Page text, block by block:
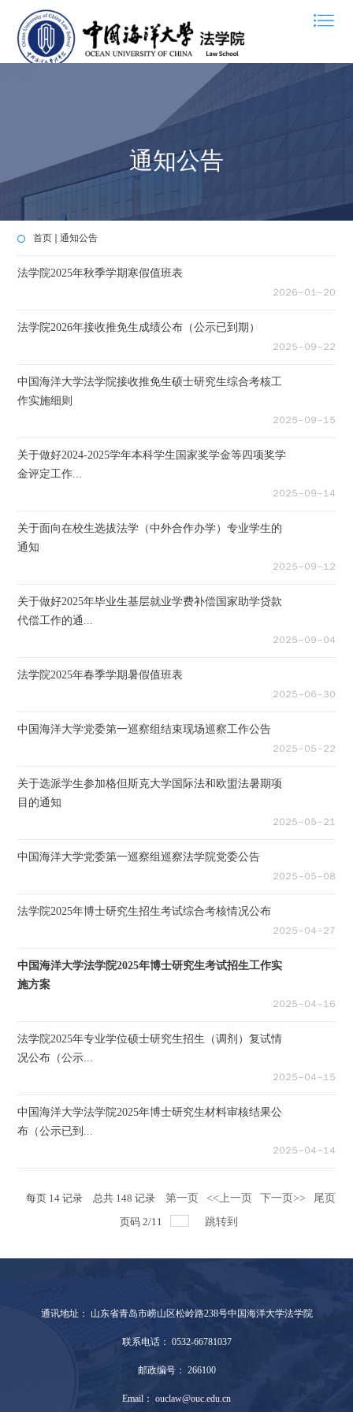
通知公告
首页 通知公告
法学院2025年秋季学期寒假值班表
２０２６－０１－２０
法学院2026年接收推免生成绩公布（公示已到期）
２０２５－０９－２２
中国海洋大学法学院接收推免生硕士研究生综合考核工
作实施细则
２０２５－０９－１５
关于做好2024-2025学年本科学生国家奖学金等四项奖学
金评定工作...
２０２５－０９－１４
关于面向在校生选拔法学（中外合作办学）专业学生的
通知
２０２５－０９－１２
关于做好2025年毕业生基层就业学费补偿国家助学贷款
代偿工作的通...
２０２５－０９－０４
法学院2025年春季学期暑假值班表
２０２５－０６－３０
中国海洋大学党委第一巡察组结束现场巡察工作公告
２０２５－０５－２２
关于选派学生参加格但斯克大学国际法和欧盟法暑期项
目的通知
２０２５－０５－２１
中国海洋大学党委第一巡察组巡察法学院党委公告
２０２５－０５－０８
法学院2025年博士研究生招生考试综合考核情况公布
２０２５－０４－２７
中国海洋大学法学院2025年博士研究生考试招生工作实
施方案
２０２５－０４－１６
法学院2025年专业学位硕士研究生招生（调剂）复试情
况公布（公示...
２０２５－０４－１５
中国海洋大学法学院2025年博士研究生材料审核结果公
布（公示已到...
２０２５－０４－１４
每页 14记录 总共 148 记录 第一页 <<上一页 下一页>>
尾页
页码 2/11 跳转到
通讯地址： 山东省青岛市崂山区松岭路238号中国海洋大学法学院
联系电话： 0532-66781037
邮政编号： 266100
Email： ouclaw@ouc.edu.cn